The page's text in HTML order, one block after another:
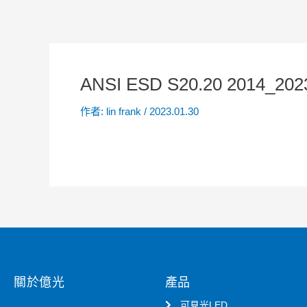
ANSI ESD S20.20
作者: lin frank / 2023.01.30
關於億光 產品